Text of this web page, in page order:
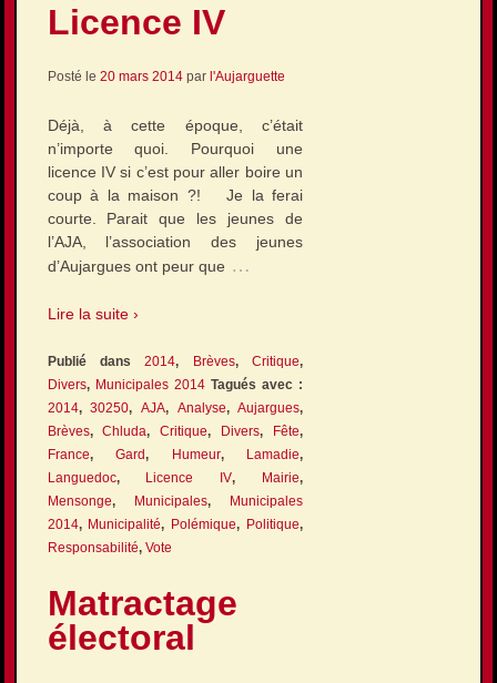
Licence IV
Posté le 20 mars 2014par l'Aujarguette
Déjà, à cette époque, c’était
n’importe quoi. Pourquoi une
licence IV si c’est pour aller boire un
coup à la maison ?! Je la ferai
courte. Parait que les jeunes de
l’AJA, l’association des jeunes
d’Aujargues ont peur que …
Lire la suite ›
Publié dans2014, Brèves,Critique,
Divers, Municipales 2014Tagués avec :
2014,30250, AJA, Analyse,Aujargues,
Brèves,Chluda,Critique, Divers, Fête,
France,Gard, Humeur, Lamadie,
Languedoc, Licence IV, Mairie,
Mensonge, Municipales,
Municipales
2014, Municipalité, Polémique, Politique,
Responsabilité, Vote
Matractage
électoral